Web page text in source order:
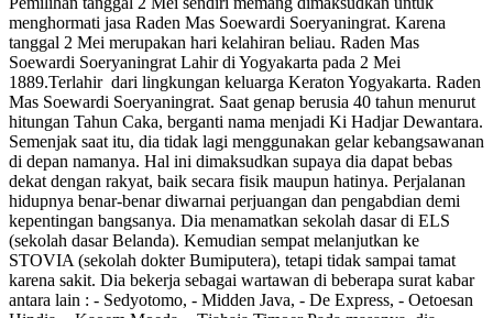
menghormati jasa Raden Mas Soewardi Soeryaningrat. Karena
tanggal 2 Mei merupakan hari kelahiran beliau. Raden Mas
Soewardi Soeryaningrat Lahir di Yogyakarta pada 2 Mei
1889.Terlahir dari lingkungan keluarga Keraton Yogyakarta. Raden
Mas Soewardi Soeryaningrat. Saat genap berusia 40 tahun menurut
hitungan Tahun Caka, berganti nama menjadi Ki Hadjar Dewantara.
Semenjak saat itu, dia tidak lagi menggunakan gelar kebangsawanan
di depan namanya. Hal ini dimaksudkan supaya dia dapat bebas
dekat dengan rakyat, baik secara fisik maupun hatinya. Perjalanan
hidupnya benar-benar diwarnai perjuangan dan pengabdian demi
kepentingan bangsanya. Dia menamatkan sekolah dasar di ELS
(sekolah dasar Belanda). Kemudian sempat melanjutkan ke
STOVIA (sekolah dokter Bumiputera), tetapi tidak sampai tamat
karena sakit. Dia bekerja sebagai wartawan di beberapa surat kabar
antara lain : - Sedyotomo, - Midden Java, - De Express, - Oetoesan